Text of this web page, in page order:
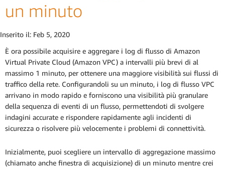
un minuto
Inserito il: Feb 5, 2020
È ora possibile acquisire e aggregare i log di flusso di Amazon
Virtual Private Cloud (Amazon VPC) a intervalli più brevi di al
massimo 1 minuto, per ottenere una maggiore visibilità sui flussi di
traffico della rete. Configurandoli su un minuto, i log di flusso VPC
arrivano in modo rapido e forniscono una visibilità più granulare
della sequenza di eventi di un flusso, permettendoti di svolgere
indagini accurate e rispondere rapidamente agli incidenti di
sicurezza o risolvere più velocemente i problemi di connettività.
Inizialmente, puoi scegliere un intervallo di aggregazione massimo
(chiamato anche finestra di acquisizione) di un minuto mentre crei